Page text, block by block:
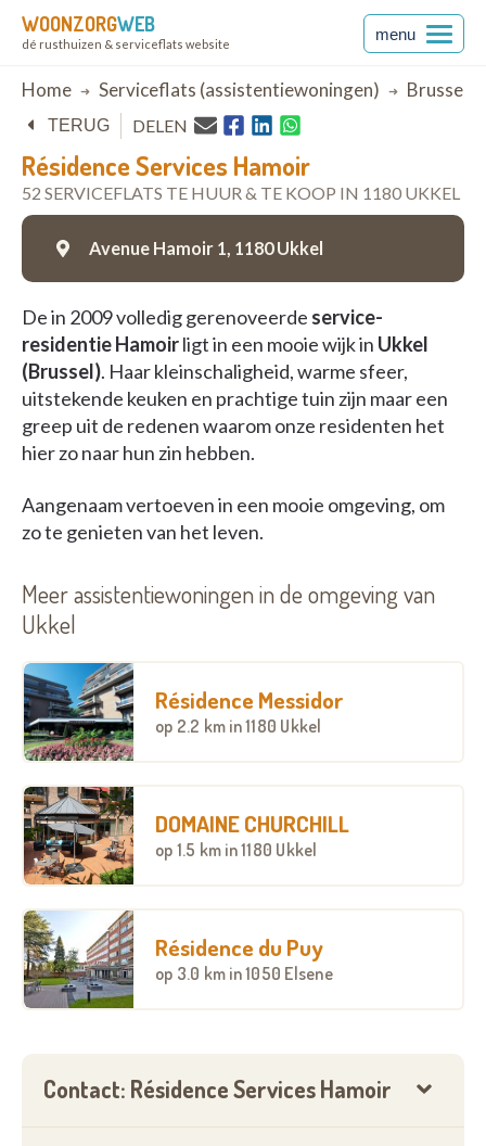
WOONZORGWEB
dé rusthuizen & serviceflats website
menu
Breadcrumb
Home Serviceflats (assistentiewoningen) Brussel
Résidence Services Hamoir
52 SERVICEFLATS TE HUUR & TE KOOP IN 1180 UKKEL
TERUG DELEN
Avenue Hamoir 1, 1180 Ukkel
De in 2009 volledig gerenoveerde service-
residentie Hamoirligt in een mooie wijk in Ukkel
(Brussel). Haar kleinschaligheid, warme sfeer,
uitstekende keuken en prachtige tuin zijn maar een
greep uit de redenen waarom onze residenten het
hier zo naar hun zin hebben.
Aangenaam vertoeven in een mooie omgeving, om
zo te genieten van het leven.
Meer assistentiewoningen in de omgeving van
Ukkel
Résidence Messidor
op 2.2 km in 1180 Ukkel
DOMAINE CHURCHILL
op 1.5 km in 1180 Ukkel
Résidence du Puy
op 3.0 km in 1050 Elsene
Contact: Résidence Services Hamoir